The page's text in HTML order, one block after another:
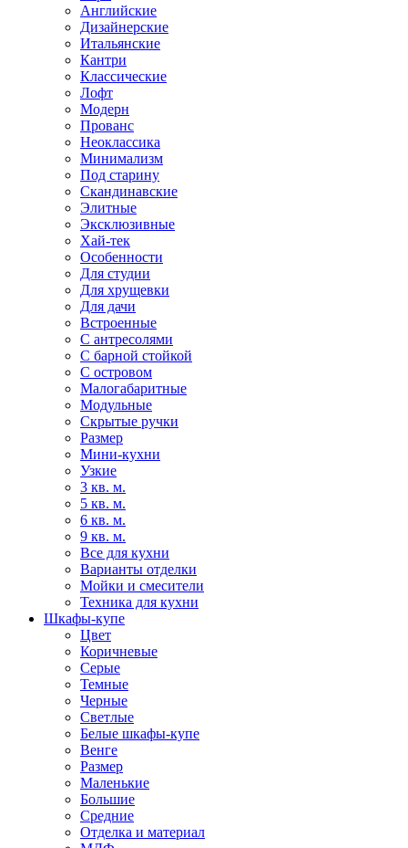
Английские
Дизайнерские
Итальянские
Кантри
Классические
Лофт
Модерн
Прованс
Неоклассика
Минимализм
Под старину
Скандинавские
Элитные
Эксклюзивные
Хай-тек
Особенности
Для студии
Для хрущевки
Для дачи
Встроенные
С антресолями
С барной стойкой
С островом
Малогабаритные
Модульные
Скрытые ручки
Размер
Мини-кухни
Узкие
3 кв. м.
5 кв. м.
6 кв. м.
9 кв. м.
Все для кухни
Варианты отделки
Мойки и смесители
Техника для кухни
Шкафы-купе
Цвет
Коричневые
Серые
Темные
Черные
Светлые
Белые шкафы-купе
Венге
Размер
Маленькие
Большие
Средние
Отделка и материал